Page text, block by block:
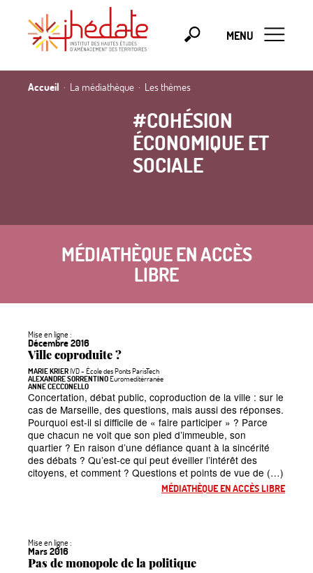
MENU
Accueil La médiathèque Les thèmes
#COHÉSION
ÉCONOMIQUE ET
SOCIALE
MÉDIATHÈQUE EN ACCÈS
LIBRE
Mise en ligne :
Décembre 2016
Ville coproduite?
MARIE KRIERIVD - École des Ponts ParisTech
ALEXANDRE SORRENTINOEuromeditérranée
ANNE CECCONELLO
Concertation, débat public, coproduction de la ville : sur le
cas de Marseille, des questions, mais aussi des réponses.
Pourquoi est-il si difficile de « faire participer » ? Parce
que chacun ne voit que son pied d’immeuble, son
quartier ? En raison d’une défiance quant à la sincérité
des débats ? Qu’est-ce qui peut éveiller l’intérêt des
citoyens, et comment ? Questions et points de vue de (…)
MÉDIATHÈQUE EN ACCÈS LIBRE
Mise en ligne :
Mars 2016
Pas de monopole de la politique